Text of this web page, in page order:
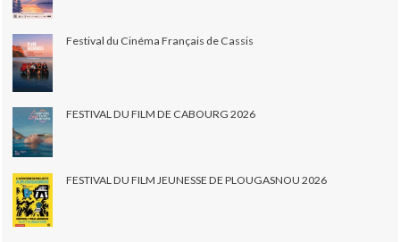
Festival du Cinéma Français de Cassis
FESTIVAL DU FILM DE CABOURG 2026
FESTIVAL DU FILM JEUNESSE DE PLOUGASNOU 2026